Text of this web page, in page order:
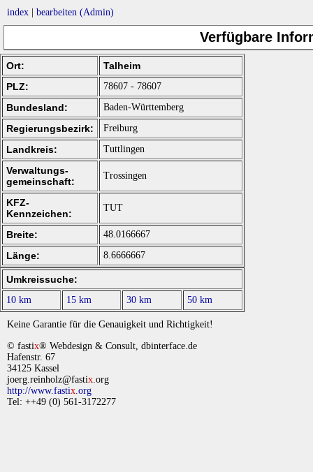
index bearbeiten (Admin)
Verfügbare
Ort:
Talheim
PLZ:
78607 - 78607
Bundesland: Baden-Württemberg
Regierungsbezirk: Freiburg
Landkreis: Tuttlingen
Verwaltungs-
gemeinschaft:
Trossingen
KFZ-
Kennzeichen:
TUT
Breite: 48.0166667
Länge: 8.6666667
Umkreissuche:
10 km 15 km 30 km 50 km
Keine Garantie für die Genauigkeit und Richtigkeit!
© fastix® Webdesign & Consult, dbinterface.de
Hafenstr. 67
34125 Kassel
joerg.reinholz@fastix.org
http://www.fastix.org
Tel: ++49 (0) 561-3172277